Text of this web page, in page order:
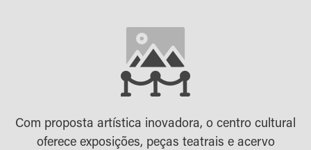
Com proposta artística inovadora, o centro cultural
oferece exposições, peças teatrais e acervo